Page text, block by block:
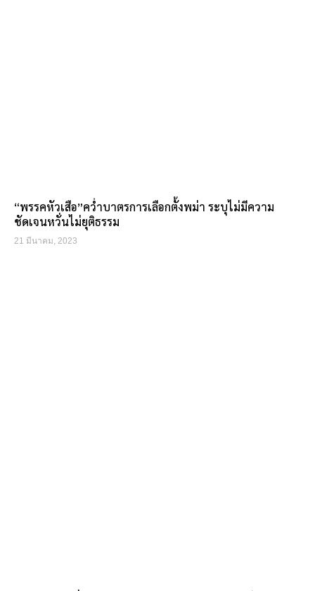
“พรรคหัวเสือ”คว่ำบาตรการเลือกตั้งพม่า ระบุไม่มีความ
ชัดเจนหวั่นไม่ยุติธรรม
21 มีนาคม, 2023